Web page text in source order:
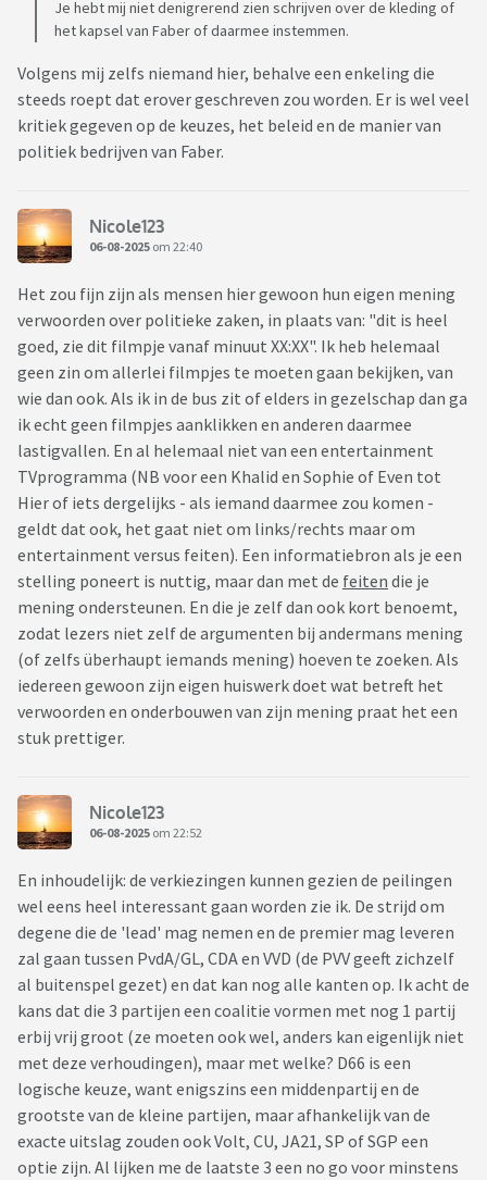
Je hebt mij niet denigrerend zien schrijven over de kleding of
het kapsel van Faber of daarmee instemmen.
Volgens mij zelfs niemand hier, behalve een enkeling die
steeds roept dat erover geschreven zou worden. Er is wel veel
kritiek gegeven op de keuzes, het beleid en de manier van
politiek bedrijven van Faber.
Nicole123
06-08-2025 om 22:40
Het zou fijn zijn als mensen hier gewoon hun eigen mening
verwoorden over politieke zaken, in plaats van: "dit is heel
goed, zie dit filmpje vanaf minuut XX:XX". Ik heb helemaal
geen zin om allerlei filmpjes te moeten gaan bekijken, van
wie dan ook. Als ik in de bus zit of elders in gezelschap dan ga
ik echt geen filmpjes aanklikken en anderen daarmee
lastigvallen. En al helemaal niet van een entertainment
TVprogramma (NB voor een Khalid en Sophie of Even tot
Hier of iets dergelijks - als iemand daarmee zou komen -
geldt dat ook, het gaat niet om links/rechts maar om
entertainment versus feiten). Een informatiebron als je een
stelling poneert is nuttig, maar dan met de feiten die je
mening ondersteunen. En die je zelf dan ook kort benoemt,
zodat lezers niet zelf de argumenten bij andermans mening
(of zelfs überhaupt iemands mening) hoeven te zoeken. Als
iedereen gewoon zijn eigen huiswerk doet wat betreft het
verwoorden en onderbouwen van zijn mening praat het een
stuk prettiger.
Nicole123
06-08-2025 om 22:52
En inhoudelijk: de verkiezingen kunnen gezien de peilingen
wel eens heel interessant gaan worden zie ik. De strijd om
degene die de 'lead' mag nemen en de premier mag leveren
zal gaan tussen PvdA/GL, CDA en VVD (de PVV geeft zichzelf
al buitenspel gezet) en dat kan nog alle kanten op. Ik acht de
kans dat die 3 partijen een coalitie vormen met nog 1 partij
erbij vrij groot (ze moeten ook wel, anders kan eigenlijk niet
met deze verhoudingen), maar met welke? D66 is een
logische keuze, want enigszins een middenpartij en de
grootste van de kleine partijen, maar afhankelijk van de
exacte uitslag zouden ook Volt, CU, JA21, SP of SGP een
optie zijn. Al lijken me de laatste 3 een no go voor minstens